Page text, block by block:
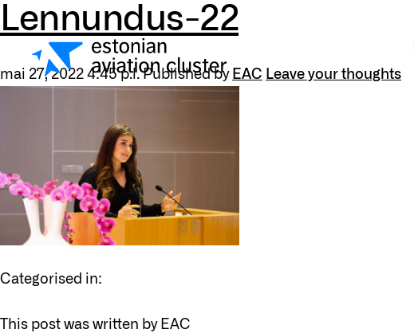
Lennundus-22
mai 27, 2022 4:45 p.l. Published by EAC Leave your thoughts
Categorised in:
This post was written by EAC